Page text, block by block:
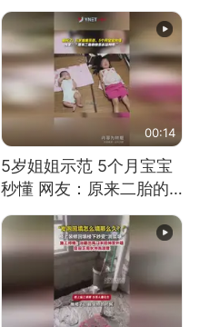
00:14
5岁姐姐示范 5个月宝宝
秒懂 网友：原来二胎的
快乐长这样